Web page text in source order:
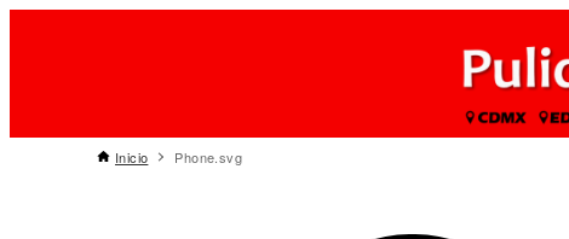
Inicio Phone.svg